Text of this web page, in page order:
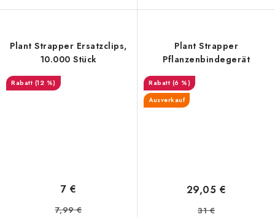
Plant Strapper Ersatzclips,
10.000 Stück
(12 %)
7 €
7,99 €
Plant Strapper
Pflanzenbindegerät
(6 %)
Ausverkauf
29,05 €
31 €